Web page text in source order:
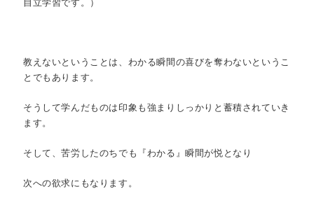
自立学習です。）
教えないということは、わかる瞬間の喜びを奪わないというこ
とでもあります。
そうして学んだものは印象も強まりしっかりと蓄積されていき
ます。
そして、苦労したのちでも『わかる』瞬間が悦となり
次への欲求にもなります。